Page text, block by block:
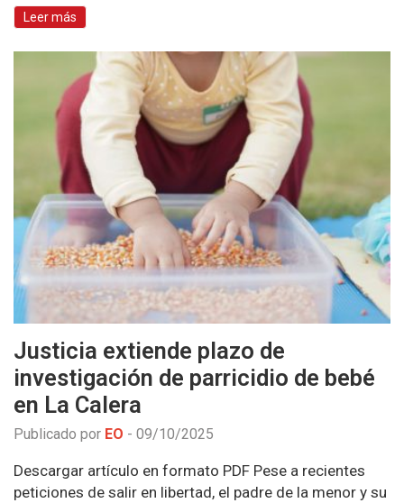
Leer más
Justicia extiende plazo de
investigación de parricidio de bebé
en La Calera
Publicado por EO - 09/10/2025
Descargar artículo en formato PDF Pese a recientes
peticiones de salir en libertad, el padre de la menor y su